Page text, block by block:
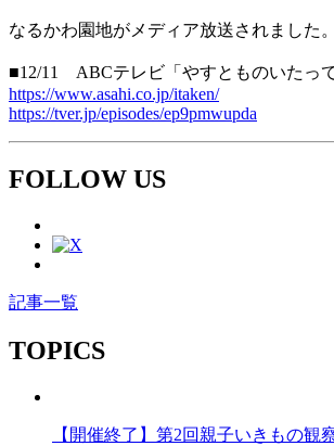
なるかわ園地がメディア放送されました。
■12/11 ABCテレビ「やすとものいたって
https://www.asahi.co.jp/itaken/
https://tver.jp/episodes/ep9pmwupda
FOLLOW US
記事一覧
TOPICS
【開催終了】第2回親子いきもの観